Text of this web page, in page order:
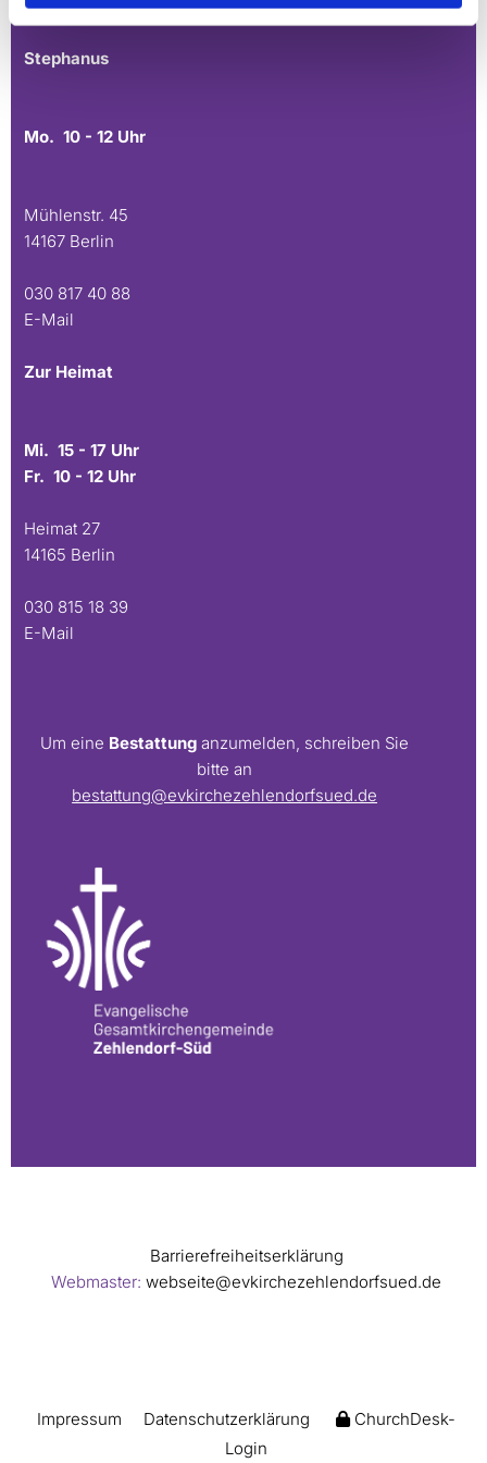
E-Mail
Stephanus
Mo. 10 - 12 Uhr
Mühlenstr. 45
14167 Berlin
030 817 40 88
E-Mail
Zur Heimat
Mi. 15 - 17 Uhr
Fr. 10 - 12 Uhr
Heimat 27
14165 Berlin
030 815 18 39
E-Mail
Um eine Bestattung anzumelden, schreiben Sie
bitte an
bestattung@evkirchezehlendorfsued.de
Barrierefreiheitserklärung
Webmaster: webseite@evkirchezehlendorfsued.de
Impressum Datenschutzerklärung
ChurchDesk-
Login